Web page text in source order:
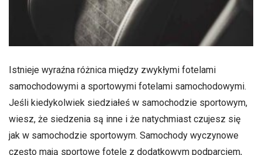
Istnieje wyraźna różnica między zwykłymi fotelami
samochodowymi a sportowymi fotelami samochodowymi.
Jeśli kiedykolwiek siedziałeś w samochodzie sportowym,
wiesz, że siedzenia są inne i że natychmiast czujesz się
jak w samochodzie sportowym. Samochody wyczynowe
często mają sportowe fotele z dodatkowym podparciem,